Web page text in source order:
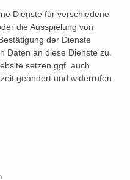
Adresse
Lassallestraße 7a, Unit 5, Top 101-
1
1020 Wien
–>Google Maps)
Kontakt
T (+43 1) 546 64-0
Dienste für verschiedene
die Ausspielung von
der Dienste
Daten an diese Dienste zu.
setzen ggf. auch
geändert und widerrufen